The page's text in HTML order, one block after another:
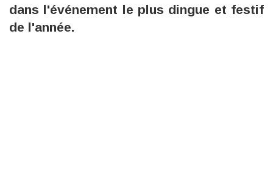
dans l'événement le plus dingue et festif
de l'année.